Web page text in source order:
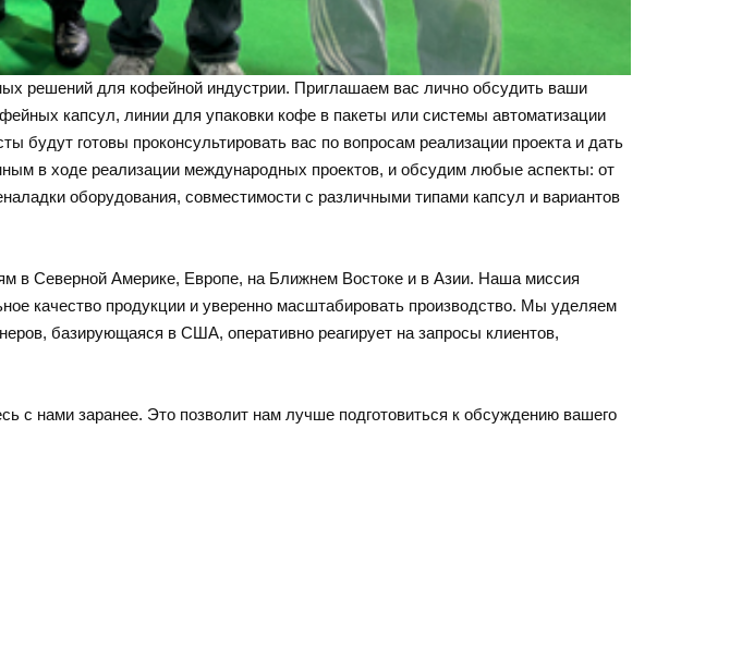
решений для кофейной индустрии. Приглашаем вас лично обсудить ваши
капсул, линии для упаковки кофе в пакеты или системы автоматизации
готовы проконсультировать вас по вопросам реализации проекта и дать
в ходе реализации международных проектов, и обсудим любые аспекты: от
оборудования, совместимости с различными типами капсул и вариантов
в Северной Америке, Европе, на Ближнем Востоке и в Азии. Наша миссия
качество продукции и уверенно масштабировать производство. Мы уделяем
базирующаяся в США, оперативно реагирует на запросы клиентов,
с нами заранее. Это позволит нам лучше подготовиться к обсуждению вашего